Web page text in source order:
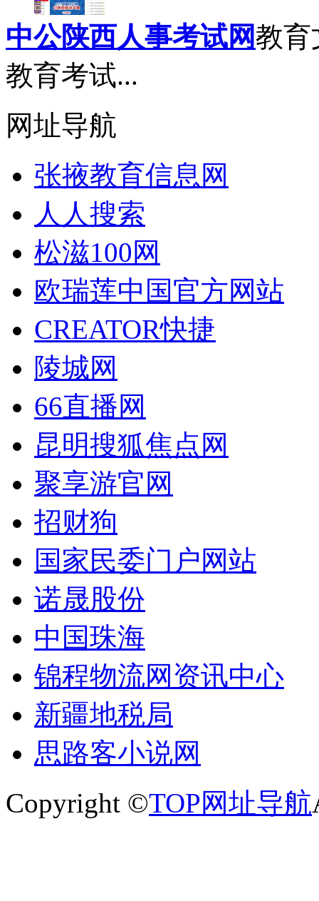
中公陕西人事考试网教育
教育考试...
网址导航
张掖教育信息网
人人搜索
松滋100网
欧瑞莲中国官方网站
CREATOR快捷
陵城网
66直播网
昆明搜狐焦点网
聚享游官网
招财狗
国家民委门户网站
诺晟股份
中国珠海
锦程物流网资讯中心
新疆地税局
思路客小说网
Copyright ©TOP网址导航